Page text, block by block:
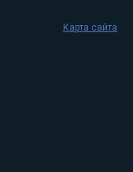
Карта сайта